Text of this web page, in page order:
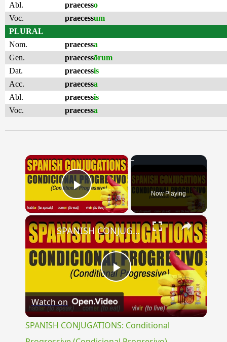
Abl.
praecesso
Voc.
praecessum
PLURAL
Nom.
praecessa
Gen.
praecessōrum
Dat.
praecessis
Acc.
praecessa
Abl.
praecessis
Voc.
praecessa
×
Play Video Now Playing
×
Play
Video
SPANISH CONJUGATIONS: Conditional Progressive (Condicional Progresivo)
Watch on
SPANISH CONJUGATIONS: Conditional